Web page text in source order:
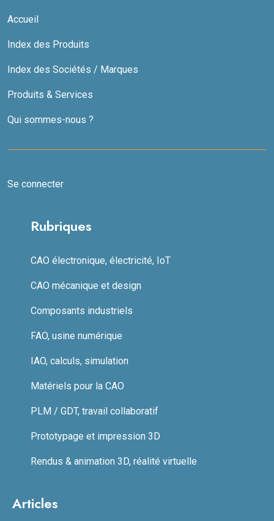
Accueil
Index des Produits
Index des Sociétés / Marques
Produits & Services
Qui sommes-nous ?
Se connecter
Rubriques
CAO électronique, électricité, IoT
CAO mécanique et design
Composants industriels
FAO, usine numérique
IAO, calculs, simulation
Matériels pour la CAO
PLM / GDT, travail collaboratif
Prototypage et impression 3D
Rendus & animation 3D, réalité virtuelle
Articles